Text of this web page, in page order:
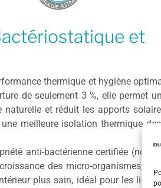
et
thermique et hygiène
de seulement 3 %, elle permet
naturelle et réduit les apports
meilleure isolation thermique
anti-bactérienne certifiée (norme
des micro-organismes,
plus sain, idéal pour les lieux